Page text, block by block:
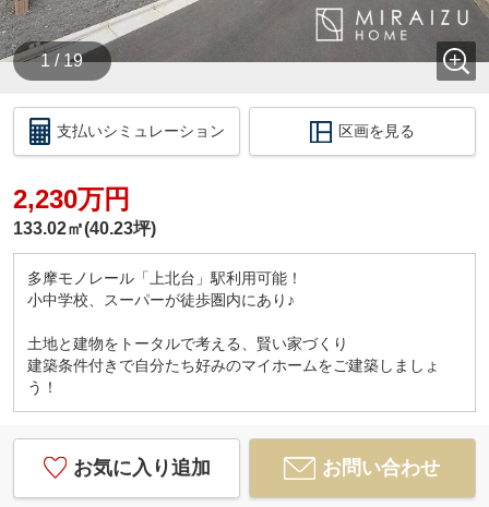
1 / 19
支払いシミュレーション 区画を見る
2,230万円
133.02㎡(40.23坪)
多摩モノレール「上北台」駅利用可能！
小中学校、スーパーが徒歩圏内にあり♪
土地と建物をトータルで考える、賢い家づくり
建築条件付きで自分たち好みのマイホームをご建築しましょ
う！
お気に入り追加 お問い合わせ